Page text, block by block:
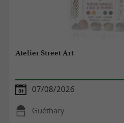
Atelier Street Art
07/08/2026
Guéthary